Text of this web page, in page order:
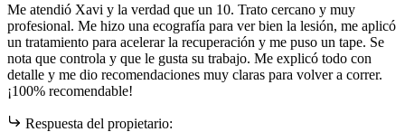
Me atendió Xavi y la verdad que un 10. Trato cercano y muy
profesional. Me hizo una ecografía para ver bien la lesión, me aplicó
un tratamiento para acelerar la recuperación y me puso un tape. Se
nota que controla y que le gusta su trabajo. Me explicó todo con
detalle y me dio recomendaciones muy claras para volver a correr.
¡100% recomendable!
Respuesta del propietario: